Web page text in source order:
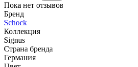
Пока нет отзывов
Бренд
Schock
Коллекция
Signus
Страна бренда
Германия